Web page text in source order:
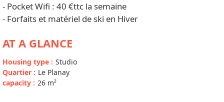
- Pocket Wifi : 40 €ttc la semaine
- Forfaits et matériel de ski en Hiver
AT A GLANCE
Housing type : Studio
Quartier : Le Planay
capacity : 26 m²